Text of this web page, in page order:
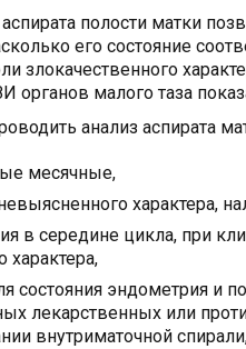
полости матки
его состояние
злокачественного
органов малого таза
анализ аспирата
месячные,
характера,
в середине цикла, при
характера,
состояния эндометрия и
лекарственных или
внутриматочной